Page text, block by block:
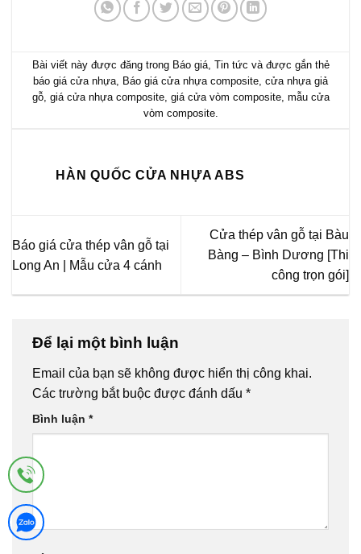
Bài viết này được đăng trong Báo giá, Tin tức và được gắn thẻ
báo giá cửa nhựa, Báo giá cửa nhựa composite, cửa nhựa giả
gỗ, giá cửa nhựa composite, giá cửa vòm composite, mẫu cửa
vòm composite.
HÀN QUỐC CỬA NHỰA ABS
Báo giá cửa thép vân gỗ tại
Long An | Mẫu cửa 4 cánh
Cửa thép vân gỗ tại Bàu
Bàng – Bình Dương [Thi
công trọn gói]
Để lại một bình luận
Email của bạn sẽ không được hiển thị công khai.
Các trường bắt buộc được đánh dấu *
Bình luận *